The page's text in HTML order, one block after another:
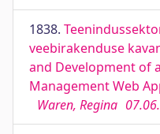
1838.
veebirakenduse
and Development of
Management Web
Waren, Regina